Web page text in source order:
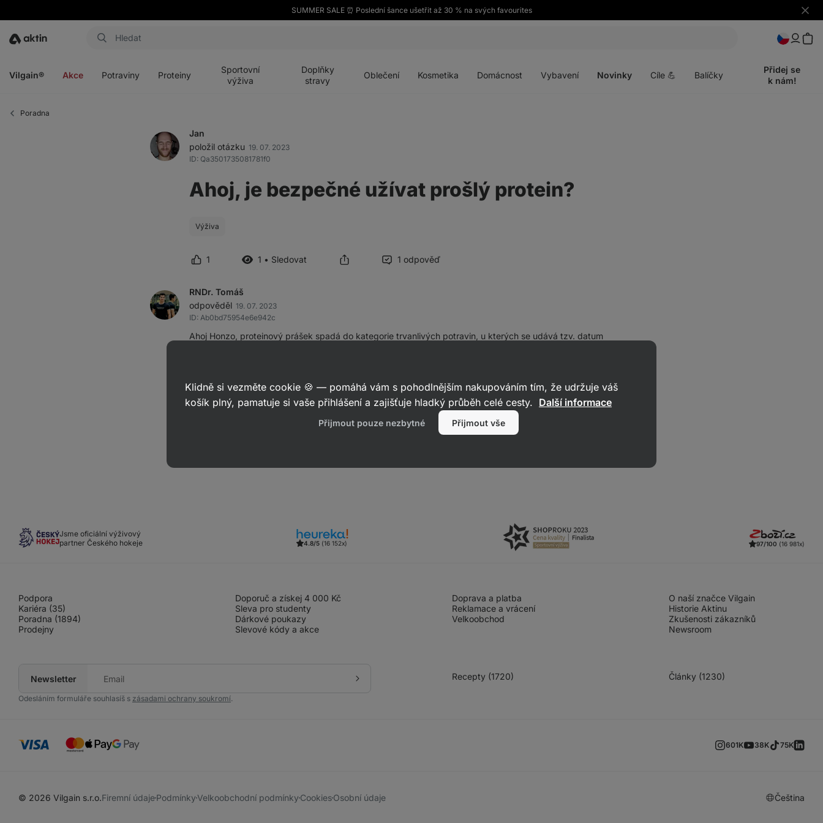
SUMMER SALE ⏰ Poslední šance ušetřit až 30 % na svých favourites
Skrýt
Aktin
Vilgain® Akce Potraviny Proteiny
Sportovní
výživa
Doplňky
stravy
Oblečení Kosmetika Domácnost Vybavení Novinky Cíle 💪 Balíčky
Přidej se
k nám!
Poradna
Jan
položil otázku 19. 07. 2023
ID: Qa3501735081781f0
Ahoj, je bezpečné užívat prošlý protein?
Výživa
1 1 • Sledovat 1 odpověď
RNDr. Tomáš
odpověděl 19. 07. 2023
ID: Ab0bd75954e6e942c
Ahoj Honzo, proteinový prášek spadá do kategorie trvanlivých potravin, u kterých se udává tzv. datum
v proteinovém prášku nedošlo k senzorickým (produkt zapáchá) nebo fyzikálním (produkt hrudkuje)
změnám. Náchylné jsou k tomu proteinové prášky s vyšším podílem tuku. Pakliže se produkt po otevření
zdá být nepoškozený, lze jej konzumovat, nicméně doporučuji zkonzumovat v krátké době po otevření.
Jsme oficiální výživový
partner Českého hokeje
4.8/5 (16 152x) 97/100 (16 981x)
Podpora
Kariéra (35)
Poradna (1894)
Prodejny
Doporuč a získej 4 000 Kč
Sleva pro studenty
Dárkové poukazy
Slevové kódy a akce
Doprava a platba
Reklamace a vrácení
Velkoobchod
O naší značce Vilgain
Historie Aktinu
Zkušenosti zákazníků
Newsroom
Newsletter
mail
Přihlásit
Odesláním formuláře souhlasíš s zásadami ochrany soukromí.
Recepty (1720) Články (1230)
601K 38K 75K
© 2026 Vilgain s.r.o.Firemní údajePodmínkyVelkoobchodní podmínky CookiesOsobní údaje Čeština
Klidně si vezměte cookie 🍪 — pomáhá vám s pohodlnějším nakupováním tím, že udržuje váš
košík plný, pamatuje si vaše přihlášení a zajišťuje hladký průběh celé cesty. Další informace
Přijmout pouze nezbytné Přijmout vše